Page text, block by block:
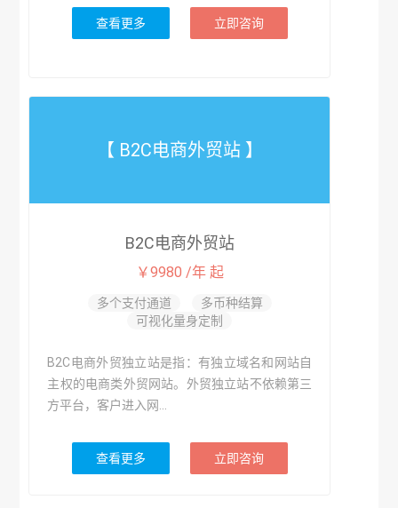
查看更多 立即咨询
【 B2C电商外贸站 】
B2C电商外贸站
￥9980 /年 起
多个支付通道
多币种结算
可视化量身定制
B2C电商外贸独立站是指：有独立域名和网站自
主权的电商类外贸网站。外贸独立站不依赖第三
方平台，客户进入网...
查看更多 立即咨询